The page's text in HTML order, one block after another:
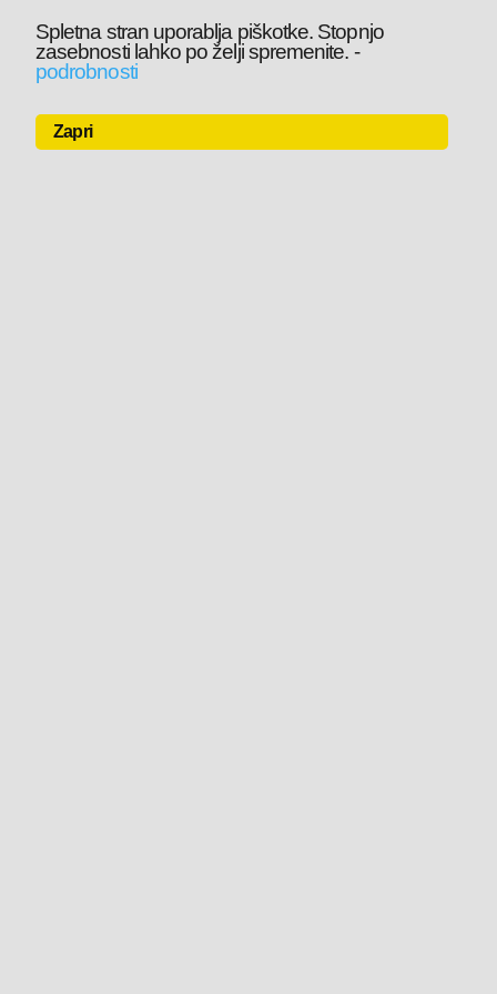
Spletna stran uporablja piškotke. Stopnjo
zasebnosti lahko po želji spremenite. -
podrobnosti
Zapri